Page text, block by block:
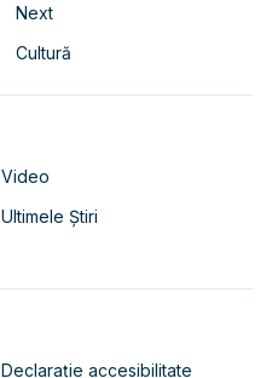
Next
Cultură
Video
Ultimele Știri
Declarație accesibilitate